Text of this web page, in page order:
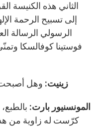
الثاني هذه الكنيسة
إلى تسبيح الرحمة
الرسولي الرسالة
فوستينا كوفالسكا
زينيت: وهل أصبحت
المونسنيور بارت:
كرّست له زاوية من